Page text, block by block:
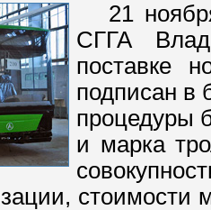
21
СГГА
поставке
подписан в
процедуры
и марка